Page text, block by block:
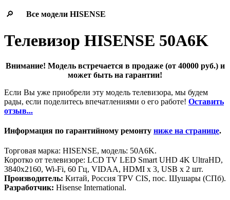
🔎 Все модели HISENSE
Телевизор HISENSE 50A6K
Внимание! Модель встречается в продаже (от 40000 руб.) и
может быть на гарантии!
Если Вы уже приобрели эту модель телевизора, мы будем
рады, если поделитесь впечатлениями о его работе! Оставить
отзыв...
Информация по гарантийному ремонту ниже на странице.
Торговая марка: HISENSE, модель: 50A6K.
Коротко от телевизоре: LCD TV LED Smart UHD 4K UltraHD,
3840x2160, Wi-Fi, 60 Гц, VIDAA, HDMI х 3, USB х 2 шт.
Производитель: Китай, Россия TPV CIS, пос. Шушары (СПб).
Разработчик: Hisense International.